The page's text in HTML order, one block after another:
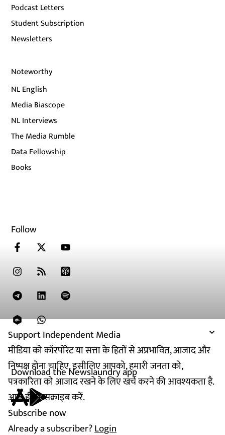
Support Independent Media
मीडिया को कॉरपोरेट या सत्ता के हितों से अप्रभावित, आजाद और
निष्पक्ष होना चाहिए. इसीलिए आपको, हमारी जनता को,
पत्रकारिता को आजाद रखने के लिए खर्च करने की आवश्यकता है.
आज ही सब्सक्राइब करें.
Subscribe now
Already a subscriber?Login
Podcast Letters
Student Subscription
Newsletters
Noteworthy
NL English
Media Biascope
NL Interviews
The Media Rumble
Data Fellowship
Books
Follow
Download the Newslaundry app